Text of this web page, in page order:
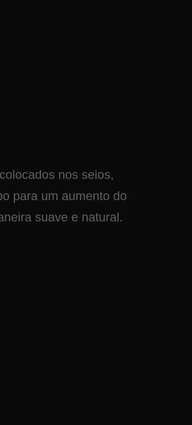
nos seios,
para um aumento do
suave e natural.